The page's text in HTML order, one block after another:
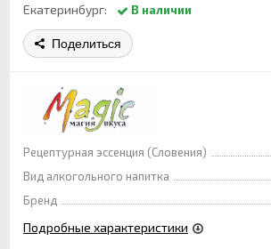
Екатеринбург: В наличии
Поделиться
Рецептурная эссенция (Словения)
Вид алкогольного напитка
Бренд
Подробные характеристики